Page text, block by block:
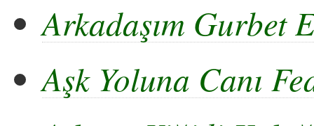
Arkadaşım Gurbet
Aşk Yoluna Canı